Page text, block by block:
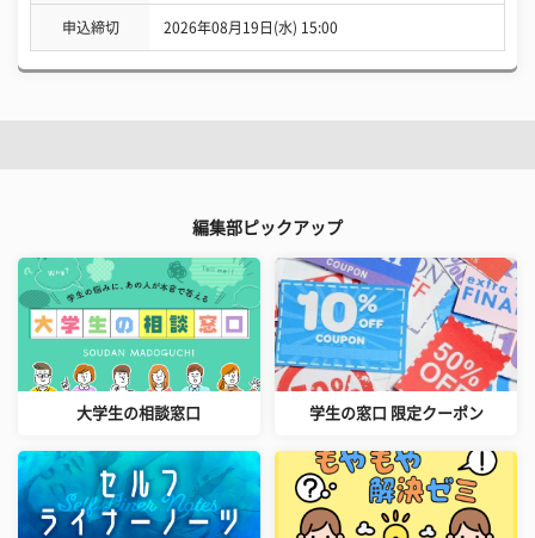
申込締切 2026年08月19日(水) 15:00
編集部ピックアップ
大学生の相談窓口 学生の窓口 限定クーポン